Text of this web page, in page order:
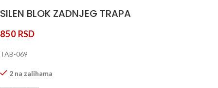
SILEN BLOK ZADNJEG TRAPA
850 RSD
TAB-069
2 na zalihama